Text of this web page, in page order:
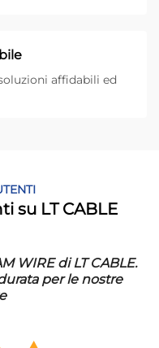
affidabili ed
su LT CABLE
WIRE di LT CABLE.
per le nostre